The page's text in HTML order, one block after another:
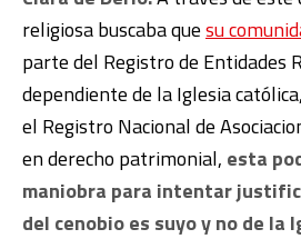
religiosa buscaba quesu
parte del Registro de Entidades
dependiente de la Iglesia
el Registro Nacional de
en derecho patrimonial, esta
maniobra para intentar
del cenobio es suyo y no de la